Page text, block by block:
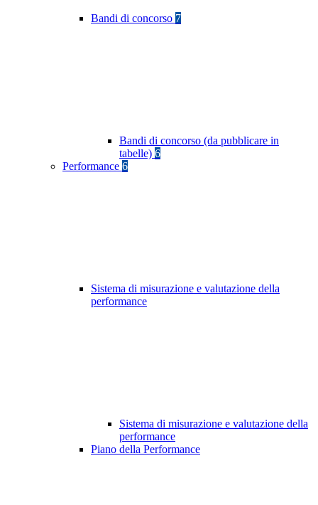
Bandi di concorso 7
Bandi di concorso (da pubblicare in
tabelle) 6
Performance 6
Sistema di misurazione e valutazione della
performance
Sistema di misurazione e valutazione della
performance
Piano della Performance